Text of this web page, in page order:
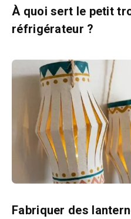
À quoi sert le petit
réfrigérateur ?
Fabriquer des